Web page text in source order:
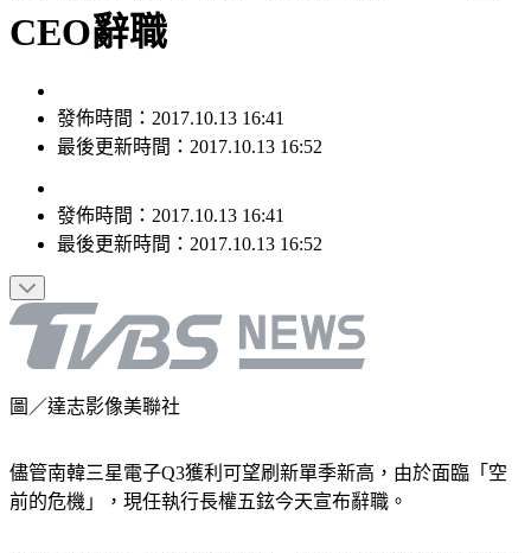
CEO辭職
發佈時間：2017.10.13 16:41
最後更新時間：2017.10.13 16:52
發佈時間： 2017.10.13 16:41
最後更新時間： 2017.10.13 16:52
圖／達志影像美聯社
儘管南韓三星電子Q3獲利可望刷新單季新高，由於面臨「空
前的危機」，現任執行長權五鉉今天宣布辭職。